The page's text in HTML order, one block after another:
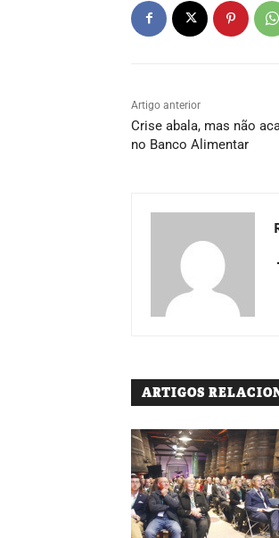
Artigo anterior
Crise abala, mas não
no Banco Alimentar
ARTIGOS